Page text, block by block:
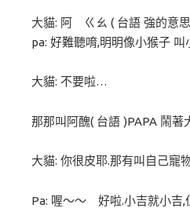
大貓: 阿 ㄍㄠ ( 台語 強的意
pa: 好難聽唷,明明像小猴子 叫
大貓: 不要啦…
那那叫阿醜( 台語 )PAPA 鬧著
大貓: 你很皮耶.那有叫自己
Pa: 喔～～ 好啦.小吉就小吉,